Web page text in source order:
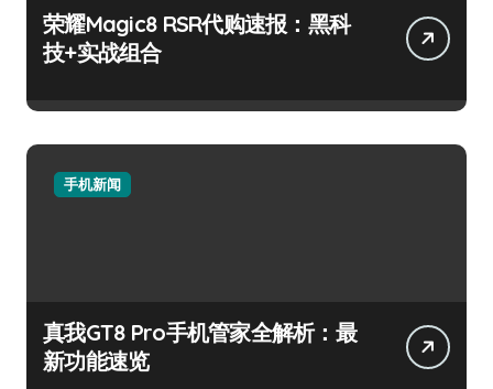
荣耀Magic8 RSR代购速报：黑科
技+实战组合
手机新闻
真我GT8 Pro手机管家全解析：最
新功能速览